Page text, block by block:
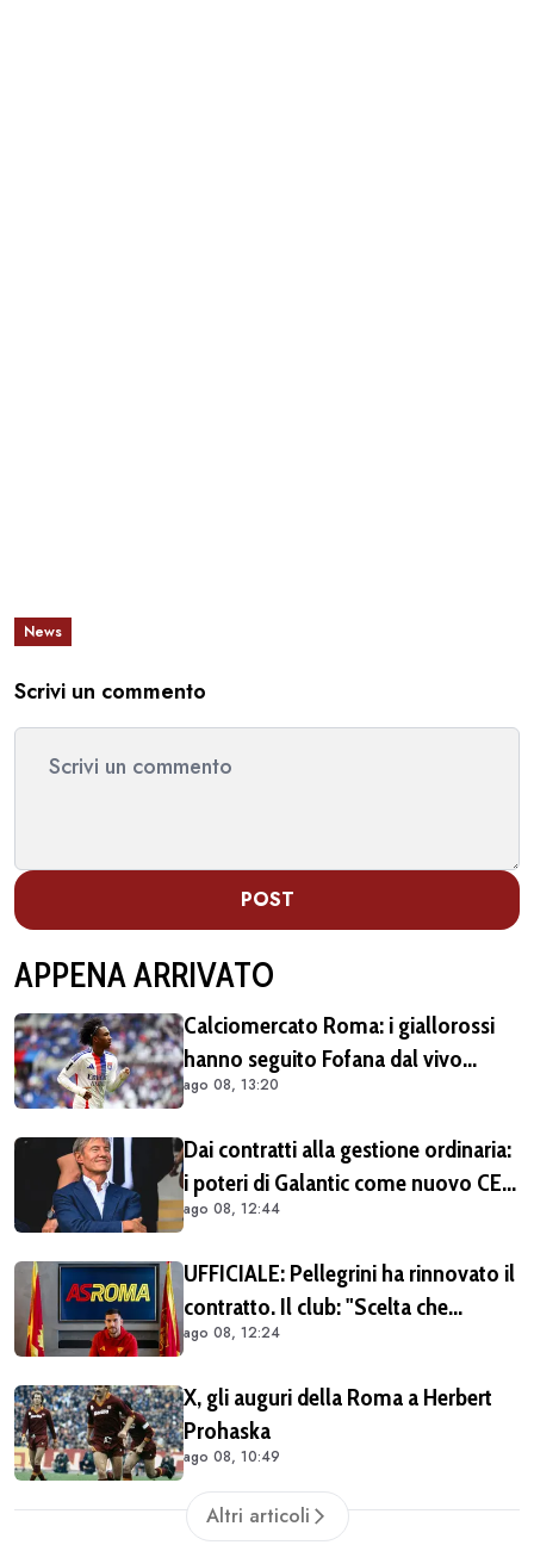
News
Scrivi un commento
POST
APPENA ARRIVATO
Calciomercato Roma: i giallorossi
hanno seguito Fofana dal vivo
almeno in due occasioni. Costa
ago 08, 13:20
Dai contratti alla gestione ordinaria:
i poteri di Galantic come nuovo CEO
della Roma
ago 08, 12:44
UFFICIALE: Pellegrini ha rinnovato il
contratto. Il club: "Scelta che
testimonia condivisione della
progetto romanista"
ago 08, 12:24
X, gli auguri della Roma a Herbert
Prohaska
ago 08, 10:49
Altri articoli